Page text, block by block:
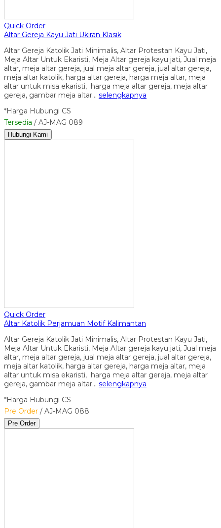
Quick Order
Altar Gereja Kayu Jati Ukiran Klasik
Altar Gereja Katolik Jati Minimalis, Altar Protestan Kayu Jati,
Meja Altar Untuk Ekaristi, Meja Altar gereja kayu jati, Jual meja
altar, meja altar gereja, jual meja altar gereja, jual altar gereja,
meja altar katolik, harga altar gereja, harga meja altar, meja
altar untuk misa ekaristi, harga meja altar gereja, meja altar
gereja, gambar meja altar… selengkapnya
*Harga Hubungi CS
Tersedia / AJ-MAG 089
Hubungi Kami
Quick Order
Altar Katolik Perjamuan Motif Kalimantan
Altar Gereja Katolik Jati Minimalis, Altar Protestan Kayu Jati,
Meja Altar Untuk Ekaristi, Meja Altar gereja kayu jati, Jual meja
altar, meja altar gereja, jual meja altar gereja, jual altar gereja,
meja altar katolik, harga altar gereja, harga meja altar, meja
altar untuk misa ekaristi, harga meja altar gereja, meja altar
gereja, gambar meja altar… selengkapnya
*Harga Hubungi CS
Pre Order / AJ-MAG 088
Pre Order